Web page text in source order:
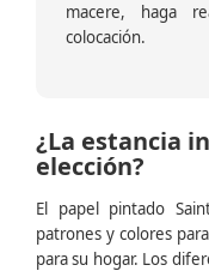
macere, haga
colocación.
¿La estancia
elección?
El papel pintado
patrones y colores
para su hogar. Los